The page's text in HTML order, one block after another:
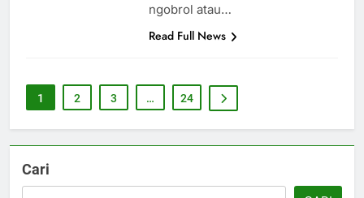
ngobrol atau…
Read Full News
1 2 3 … 24
Cari